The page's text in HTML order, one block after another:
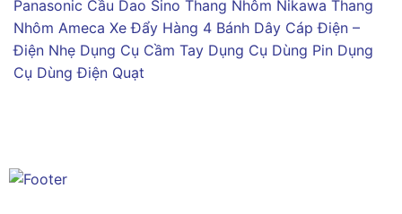
Panasonic Cầu Dao Sino Thang Nhôm Nikawa Thang
Nhôm Ameca Xe Đẩy Hàng 4 Bánh Dây Cáp Điện –
Điện Nhẹ Dụng Cụ Cầm Tay Dụng Cụ Dùng Pin Dụng
Cụ Dùng Điện Quạt